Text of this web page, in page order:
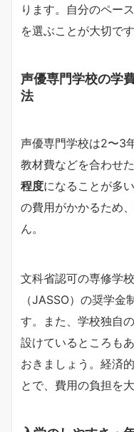
ります。自分のペー
を選ぶことが大切です
声優専門学校の学
法
声優専門学校は2〜3
教材費などを合わせ
程度になることが多
の費用がかかるため
ん。
文科省認可の専修学
（JASSO）の奨学
す。また、学校独自
設けているところも
おきましょう。経済
とで、費用の負担を